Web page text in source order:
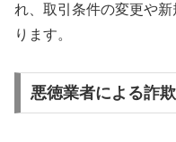
れ、取引条件の変更や
ります。
悪徳業者による詐欺